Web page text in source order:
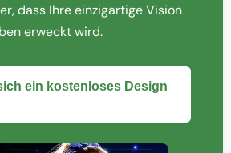
dass Ihre einzigartige Vision
erweckt wird.
ein kostenloses Design